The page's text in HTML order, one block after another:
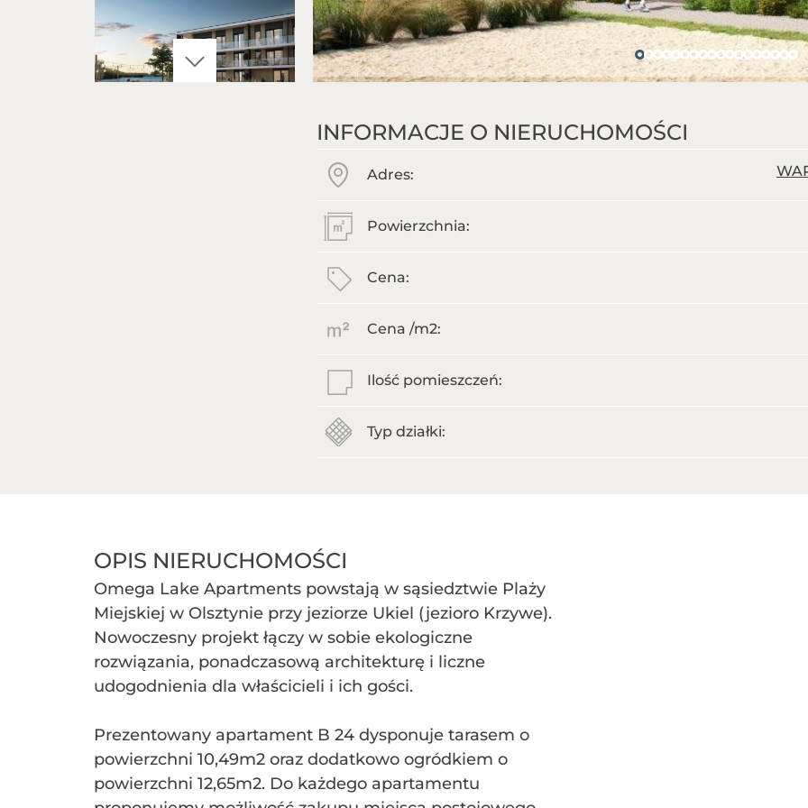
INFORMACJE O NIERUCHOMOŚCI
Adres:
Powierzchnia:
Cena:
Cena /m2:
Ilość pomieszczeń:
Typ działki:
OPIS NIERUCHOMOŚCI
Omega Lake Apartments powstają w sąsiedztwie Plaży
Miejskiej w Olsztynie przy jeziorze Ukiel (jezioro Krzywe).
Nowoczesny projekt łączy w sobie ekologiczne
rozwiązania, ponadczasową architekturę i liczne
udogodnienia dla właścicieli i ich gości.
Prezentowany apartament B 24 dysponuje tarasem o
powierzchni 10,49m2 oraz dodatkowo ogródkiem o
powierzchni 12,65m2. Do każdego apartamentu